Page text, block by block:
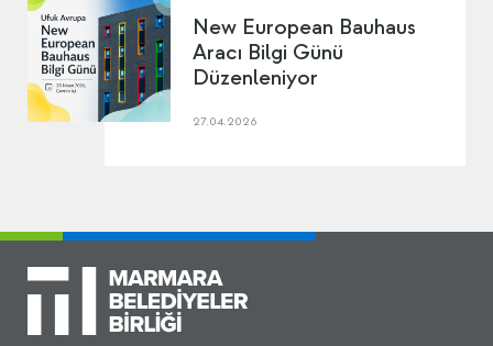
New European Bauhaus
Aracı Bilgi Günü
Düzenleniyor
27.04.2026